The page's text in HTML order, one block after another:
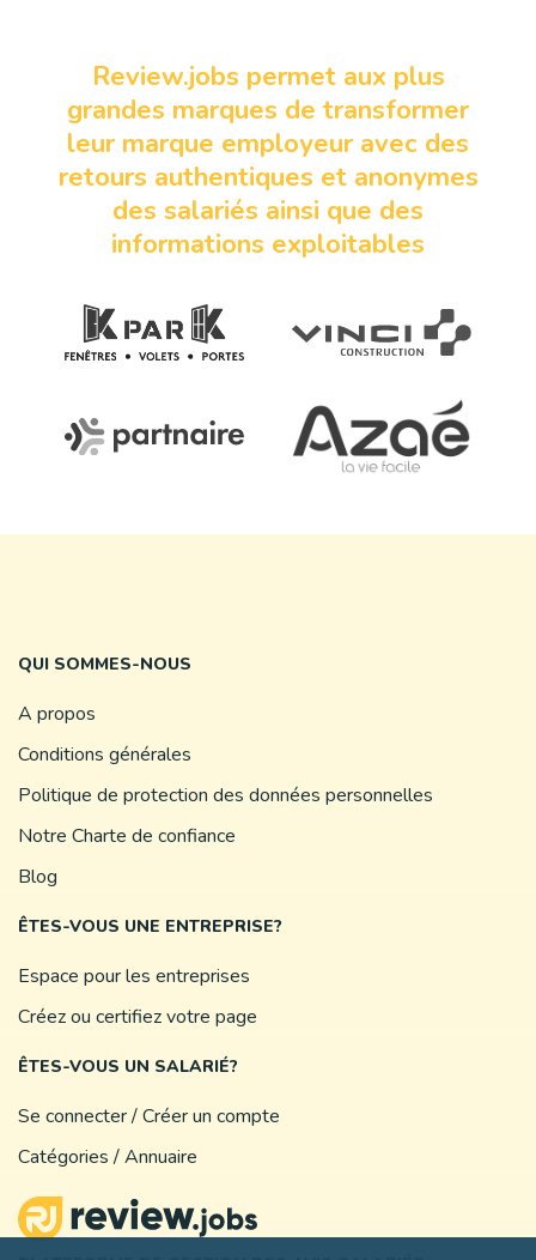
Review.jobs permet aux plus
grandes marques de transformer
leur marque employeur avec des
retours authentiques et anonymes
des salariés ainsi que des
informations exploitables
QUI SOMMES-NOUS
A propos
Conditions générales
Politique de protection des données personnelles
Notre Charte de confiance
Blog
ÊTES-VOUS UNE ENTREPRISE?
Espace pour les entreprises
Créez ou certifiez votre page
ÊTES-VOUS UN SALARIÉ?
Se connecter / Créer un compte
Catégories / Annuaire